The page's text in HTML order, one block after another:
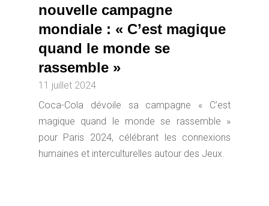
nouvelle campagne
mondiale : « C’est magique
quand le monde se
rassemble »
11 juillet 2024
Coca-Cola dévoile sa campagne « C’est
magique quand le monde se rassemble »
pour Paris 2024, célébrant les connexions
humaines et interculturelles autour des Jeux.